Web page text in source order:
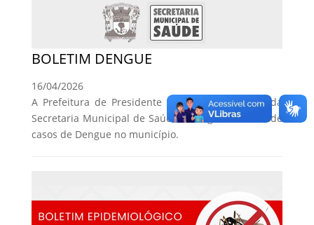
BOLETIM DENGUE
16/04/2026
A Prefeitura de Presidente Venceslau, por meio da
Secretaria Municipal de Saúde, divulga o Boletim de
casos de Dengue no município.